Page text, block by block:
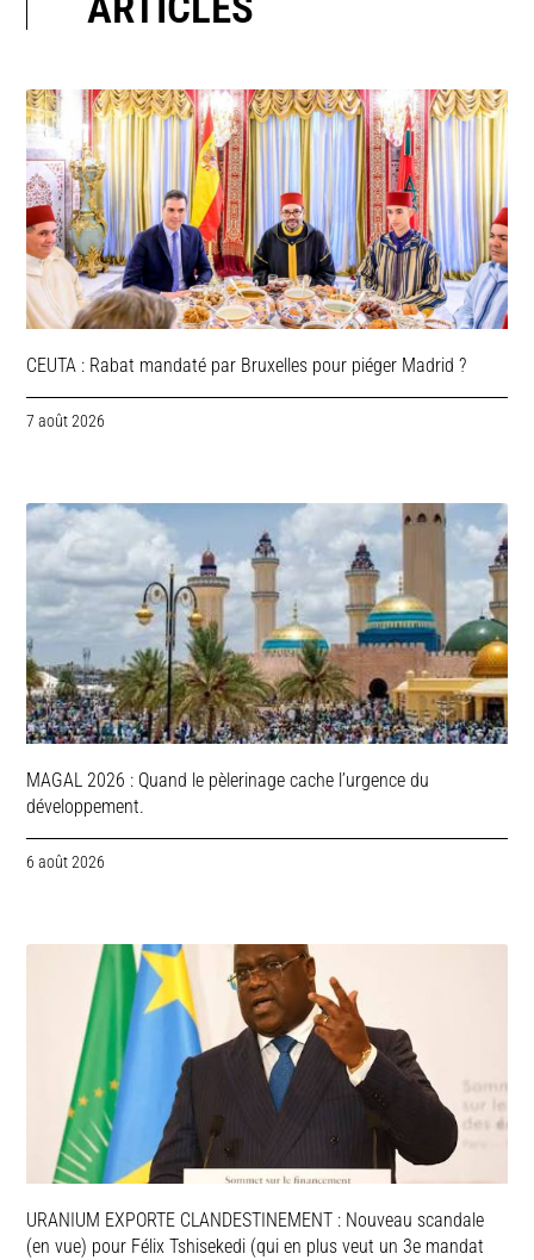
CEUTA : Rabat mandaté par Bruxelles pour piéger Madrid ?
7 août 2026
MAGAL 2026 : Quand le pèlerinage cache l’urgence du
développement.
6 août 2026
URANIUM EXPORTE CLANDESTINEMENT : Nouveau scandale
(en vue) pour Félix Tshisekedi (qui en plus veut un 3e mandat